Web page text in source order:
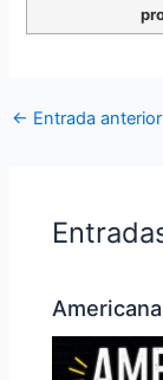
← Entrada anterior